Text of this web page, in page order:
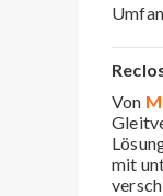
Von
mit